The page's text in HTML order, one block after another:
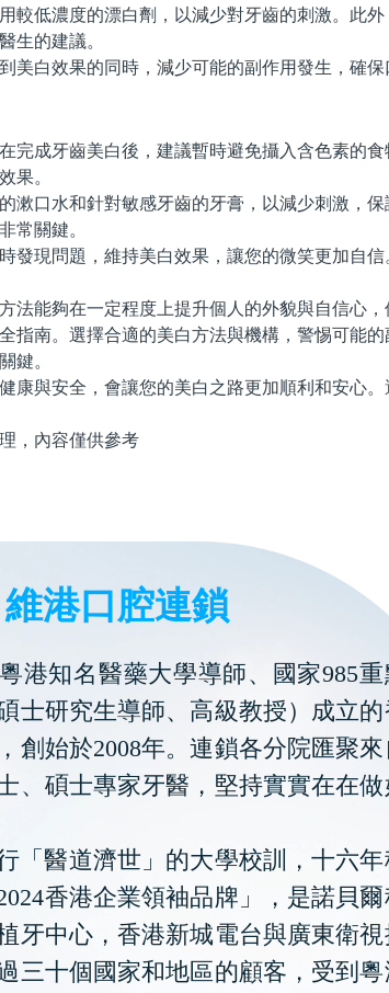
低濃度的漂白劑，以減少對牙齒的刺激。此外
生的建議。
白效果的同時，減少可能的副作用發生，確保
成牙齒美白後，建議暫時避免攝入含色素的食
果。
口水和針對敏感牙齒的牙膏，以減少刺激，保
常關鍵。
現問題，維持美白效果，讓您的微笑更加自信
能夠在一定程度上提升個人的外貌與自信心，
指南。選擇合適的美白方法與機構，警惕可能的
鍵。
與安全，會讓您的美白之路更加順利和安心。
，內容僅供參考
維港口腔連鎖
港知名醫藥大學導師、國家985重
士研究生導師、高級教授）成立的
創始於2008年。連鎖各分院匯聚來
、碩士專家牙醫，堅持實實在在
「醫道濟世」的大學校訓，十六年
香港企業領袖品牌」，是諾貝爾
牙中心，香港新城電台與廣東衛視
三十個國家和地區的顧客，受到粵